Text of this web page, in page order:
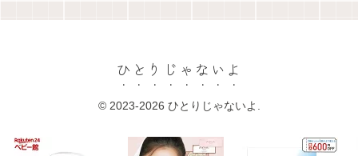
ひとりじゃないよ
© 2023-2026 ひとりじゃないよ.